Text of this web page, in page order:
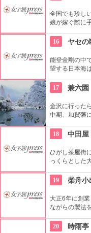
全国でも珍し
娘が嫁ぐ際に
していて、自
16 ヤセの
能登金剛の中
望する日本海
みよう。
17 兼六園
金沢に行った
中期、加賀藩
市の偕楽園と
1985年には国
18 中田屋
ひがし茶屋街
っくらとした
季節限定商品
19 柴舟
大正6年に創
ながらの製法
金沢の伝統銘
20 時雨亭